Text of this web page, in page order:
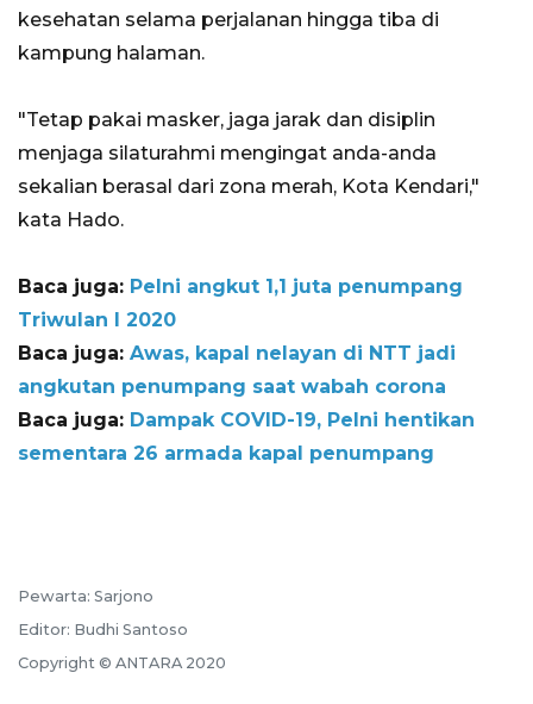
kesehatan selama perjalanan hingga tiba di
kampung halaman.
"Tetap pakai masker, jaga jarak dan disiplin
menjaga silaturahmi mengingat anda-anda
sekalian berasal dari zona merah, Kota Kendari,"
kata Hado.
Baca juga: Pelni angkut 1,1 juta penumpang
Triwulan I 2020
Baca juga: Awas, kapal nelayan di NTT jadi
angkutan penumpang saat wabah corona
Baca juga: Dampak COVID-19, Pelni hentikan
sementara 26 armada kapal penumpang
Pewarta: Sarjono
Editor: Budhi Santoso
Copyright © ANTARA 2020